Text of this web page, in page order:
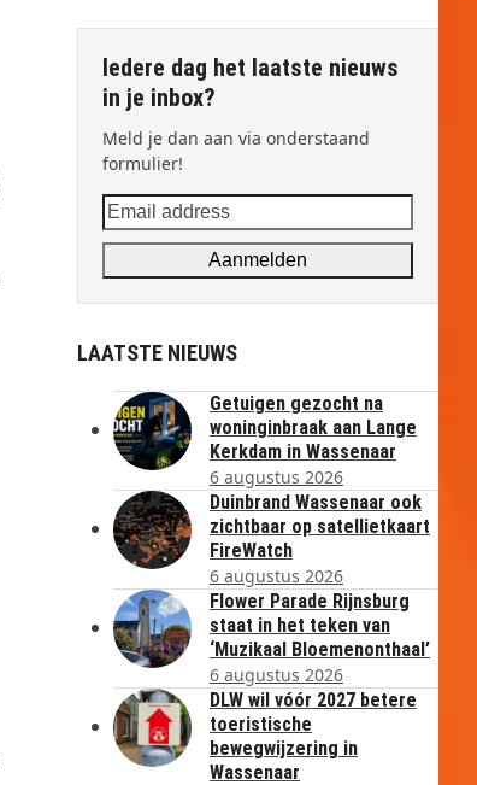
Iedere dag het laatste nieuws
in je inbox?
Meld je dan aan via onderstaand
formulier!
Email
address
Aanmelden
LAATSTE NIEUWS
Getuigen gezocht na
woninginbraak aan Lange
Kerkdam in Wassenaar
6 augustus 2026
Duinbrand Wassenaar ook
zichtbaar op satellietkaart
FireWatch
6 augustus 2026
Flower Parade Rijnsburg
staat in het teken van
‘Muzikaal Bloemenonthaal’
6 augustus 2026
DLW wil vóór 2027 betere
toeristische
bewegwijzering in
Wassenaar